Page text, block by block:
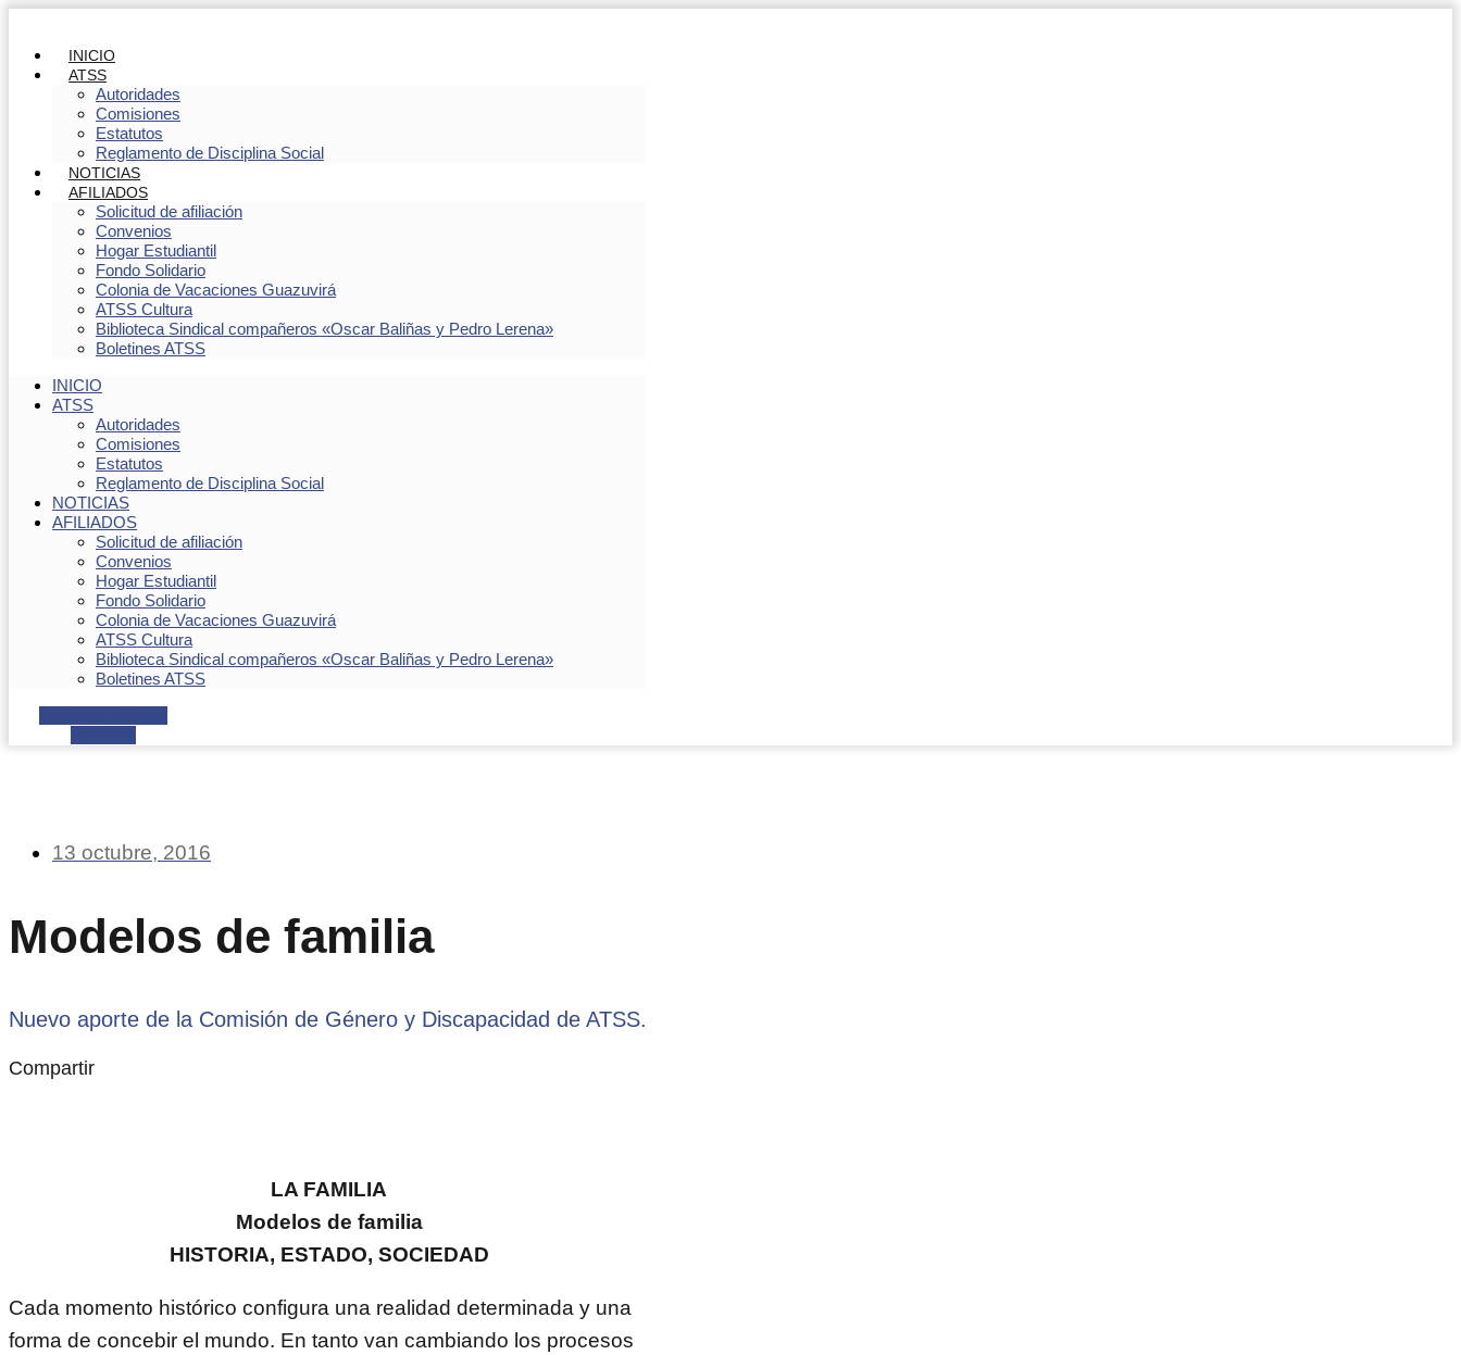
INICIO
ATSS
Autoridades
Comisiones
Estatutos
Reglamento de Disciplina Social
NOTICIAS
AFILIADOS
Solicitud de afiliación
Convenios
Hogar Estudiantil
Fondo Solidario
Colonia de Vacaciones Guazuvirá
ATSS Cultura
Biblioteca Sindical compañeros «Oscar Baliñas y Pedro Lerena»
Boletines ATSS
INICIO
ATSS
Autoridades
Comisiones
Estatutos
Reglamento de Disciplina Social
NOTICIAS
AFILIADOS
Solicitud de afiliación
Convenios
Hogar Estudiantil
Fondo Solidario
Colonia de Vacaciones Guazuvirá
ATSS Cultura
Biblioteca Sindical compañeros «Oscar Baliñas y Pedro Lerena»
Boletines ATSS
13 octubre, 2016
Modelos de familia
Nuevo aporte de la Comisión de Género y Discapacidad de ATSS.
Compartir
LA FAMILIA
Modelos de familia
HISTORIA, ESTADO, SOCIEDAD
Cada momento histórico configura una realidad determinada y una
forma de concebir el mundo. En tanto van cambiando los procesos